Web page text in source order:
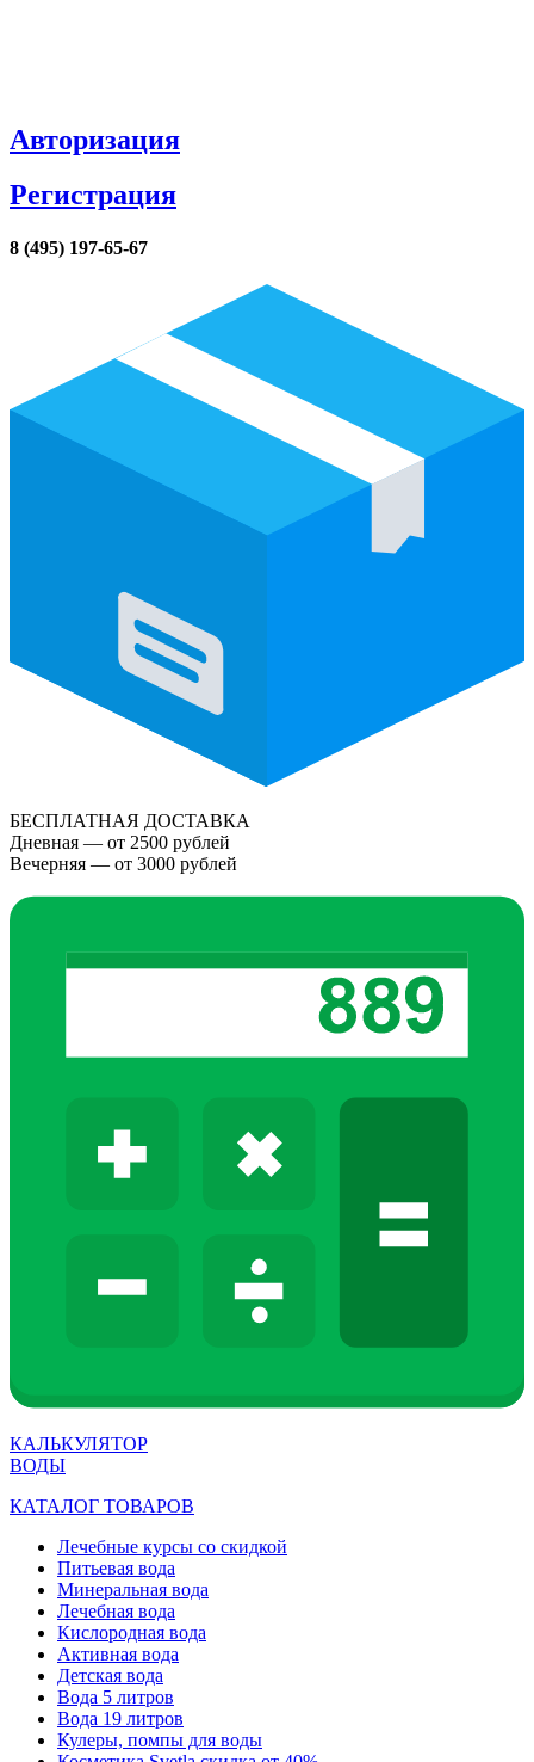
Авторизация
Регистрация
8 (495) 197-65-67
БЕСПЛАТНАЯ ДОСТАВКА
Дневная — от 2500 рублей
Вечерняя — от 3000 рублей
КАЛЬКУЛЯТОР
ВОДЫ
КАТАЛОГ ТОВАРОВ
Лечебные курсы со скидкой
Питьевая вода
Минеральная вода
Лечебная вода
Кислородная вода
Активная вода
Детская вода
Вода 5 литров
Вода 19 литров
Кулеры, помпы для воды